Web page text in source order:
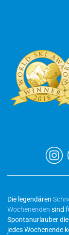
Die legendären
Wochenenden sind
Spontanurlauber
jedes Wochenende